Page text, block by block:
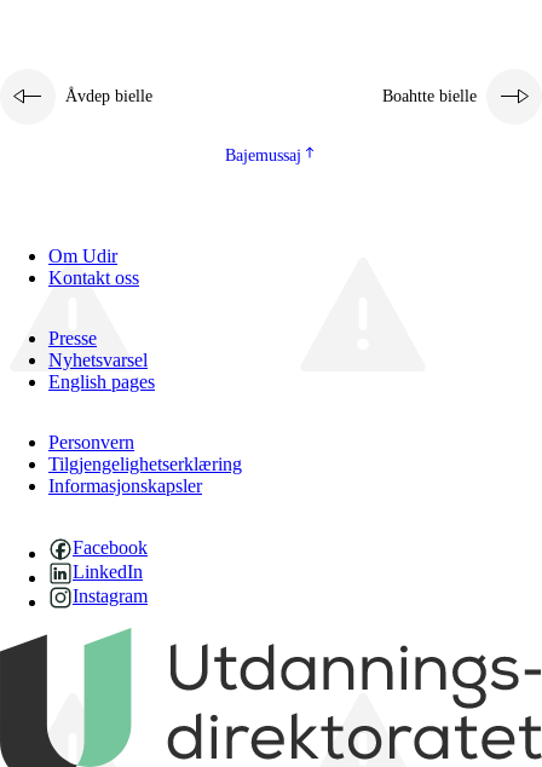
Åvdep bielle Boahtte bielle
Bajemussaj
Om Udir
Kontakt oss
Presse
Nyhetsvarsel
English pages
Personvern
Tilgjengelighetserklæring
Informasjonskapsler
Facebook
LinkedIn
Instagram